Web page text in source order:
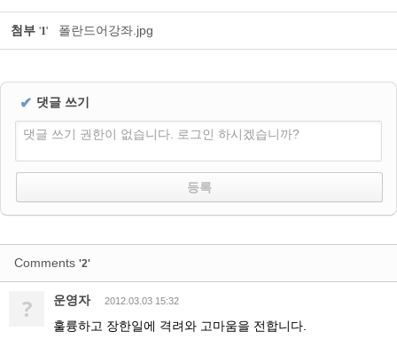
첨부 '1' 폴란드어강좌.jpg
✔ 댓글 쓰기
댓글 쓰기 권한이 없습니다. 로그인 하시겠습니까?
Comments '2'
? 운영자 2012.03.03 15:32
훌륭하고 장한일에 격려와 고마움을 전합니다.